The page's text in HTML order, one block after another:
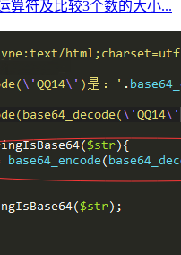
算符及比较3个数的大小...